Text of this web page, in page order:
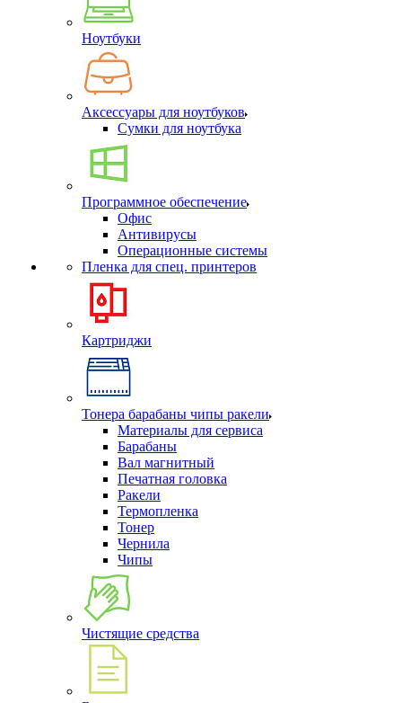
Ноутбуки
Аксессуары для ноутбуков
Сумки для ноутбука
Программное обеспечение
Офис
Антивирусы
Операционные системы
Пленка для спец. принтеров
Картриджи
Тонера барабаны чипы ракели
Материалы для сервиса
Барабаны
Вал магнитный
Печатная головка
Ракели
Термопленка
Тонер
Чернила
Чипы
Чистящие средства